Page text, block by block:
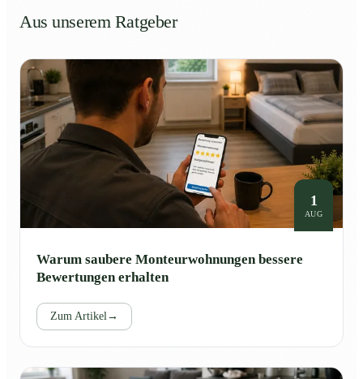
Aus unserem Ratgeber
1
AUG
Warum saubere Monteurwohnungen bessere
Bewertungen erhalten
Zum Artikel→